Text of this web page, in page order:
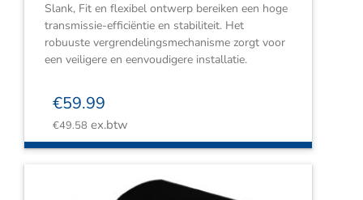
Slank, Fit en flexibel ontwerp bereiken een hoge
transmissie-efficiëntie en stabiliteit. Het
robuuste vergrendelingsmechanisme zorgt voor
een veiligere en eenvoudigere installatie.
€59.99
€49.58 ex.btw